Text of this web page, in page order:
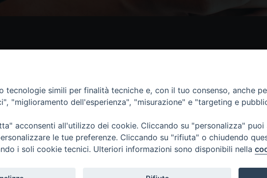
Piazza Andrea D'Isernia, 2
86170 Isernia
086550849
segreteria@diocesiiserniavenafro.it
tecnologie simili per finalità tecniche e, con il tuo consenso, anche
"miglioramento dell'esperienza", "misurazione" e "targeting e
acconsenti all'utilizzo dei cookie. Cliccando su "personalizza"
le tue preferenze. Cliccando su "rifiuta" o chiudendo
i soli cookie tecnici. Ulteriori informazioni sono disponibili nella